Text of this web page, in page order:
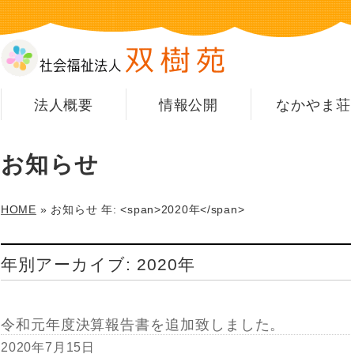
法人概要 情報公開 なかやま荘
お知らせ
HOME » お知らせ 年: <span>2020年</span>
年別アーカイブ: 2020年
令和元年度決算報告書を追加致しました。
2020年7月15日